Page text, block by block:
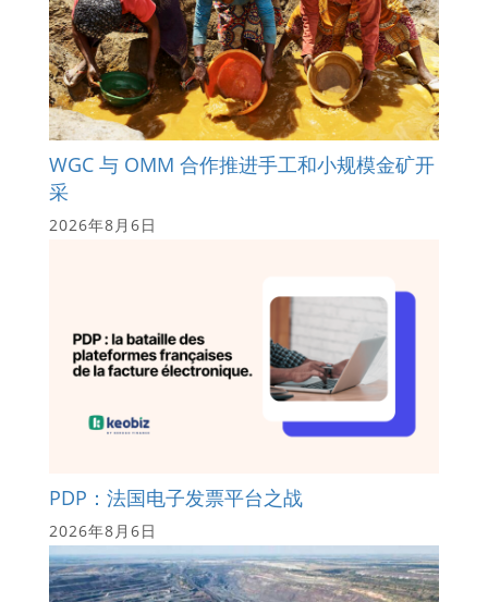
WGC 与 OMM 合作推进手工和小规模金矿开
采
2026年8月6日
PDP：法国电子发票平台之战
2026年8月6日